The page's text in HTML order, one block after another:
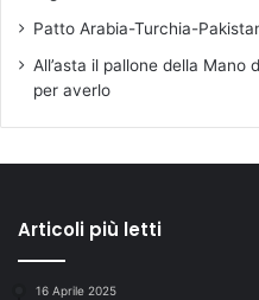
Patto Arabia-Turchia-
All’asta il pallone della Mano
per averlo
Articoli più letti
16 Aprile 2025